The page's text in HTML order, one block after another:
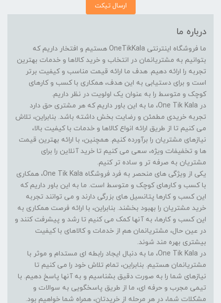
ارسال تیکت
درباره ما
ما فروشگاه اینترنتی OneTikKala هستیم و افتخار داریم که
بتوانیم به مشتریانمان در انتخاب و خرید کالاها و خدمات بهترین
تجربه را ارائه دهیم. هدف ما ارائه قیمت مناسب و کیفیت برتر
است و برای دستیابی به این هدف، همکاری با کسب و کارهای
کوچک و متوسط را به عنوان یک اولویت در نظر داریم.
در One Tik Kala، ما به این باور داریم که هر مشتری حق دارد
تجربه خریدی مطمئن و رضایت بخش داشته باشد. بنابراین، تلاش
می کنیم تا از طریق ارائه انواع کالاها و خدمات با کیفیت بالا،
نیازهای مشتریان را برآورده کنیم. همچنین، با ارائه بهترین قیمت
ها و تخفیفات ویژه، سعی می کنیم تا خرید آنلاین را برای
مشتریان به صرفه تر و ساده تر کنیم.
یکی از ویژگی های منحصر به فرد فروشگاه One Tik Kala، همکاری
با کسب و کارهای کوچک و متوسط است. ما به این باور داریم که
این کسب و کارها پتانسیل های بزرگی دارند و می توانند تجربه
خرید مشتریان را بهبود بخشند. بنابراین، با ارائه فرصت همکاری به
این کسب و کارها، به آنها کمک می کنیم تا رشد و پیشرفت کنند و
در عین حال، مشتریانمان هم از خدمات و کالاهای با کیفیت
بیشتری بهره مند شوند.
در One Tik Kala، ما به دنبال ایجاد رابطه ای مستدام و موثر با
مشتریانمان هستیم. بنابراین، تمام تلاش خود را می کنیم تا
نیازهای شما را به صورت دقیق بشناسیم و به آنها پاسخ دهیم. با
تیمی مجرب و حرفه ای، ما از طریق پاسخگویی به سوالات و
مشکلات شما، در هر مرحله از خریدتان، همراه شما خواهیم بود.